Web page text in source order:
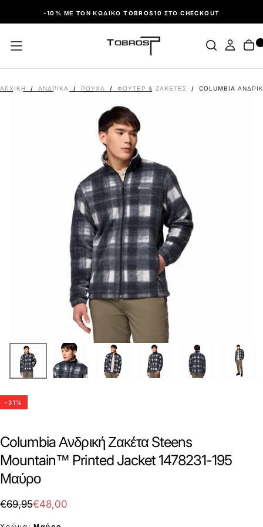
ΠΑΡΆΛΕΙΨΗ-10% ΜΕ ΤΟΝ ΚΩΔΙΚΌ TOBROS10 ΣΤΟ CHECKOUT
ΑΡΧΙΚΉ / ΑΝΔΡΙΚΑ / ΡΟΎΧΑ / ΦΟΎΤΕΡ & ΖΑΚΈΤΕΣ / COLUMBIA
-31%
Columbia Ανδρική Ζακέτα Steens
Mountain™ Printed Jacket 1478231-195
Μαύρο
€48,00
Τιμή
€69,95Τιμή
€48,00